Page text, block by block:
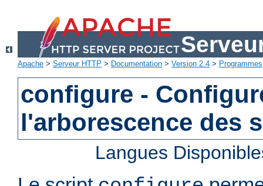
Apache > Serveur HTTP > Documentation > Version 2.4 > Programmes
configure -
l'arborescence des
Langues